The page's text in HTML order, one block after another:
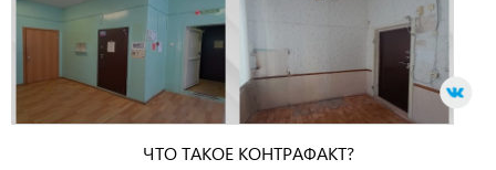
ЧТО ТАКОЕ КОНТРАФАКТ?